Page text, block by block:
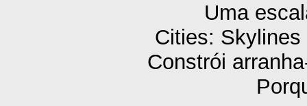
Uma
Cities:
Constrói